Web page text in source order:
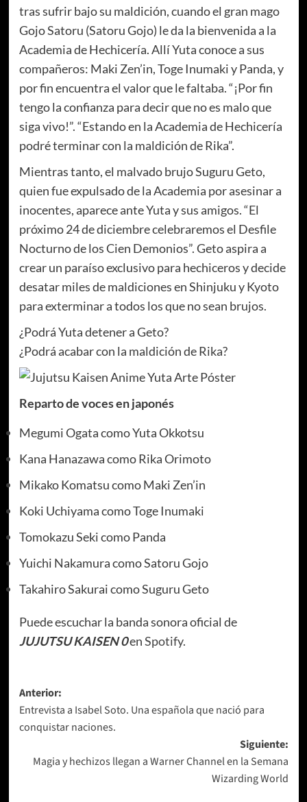
tras sufrir bajo su maldición, cuando el gran mago
Gojo Satoru (Satoru Gojo) le da la bienvenida a la
Academia de Hechicería.Allí Yuta conoce a sus
compañeros: Maki Zen’in, Toge Inumaki y Panda, y
por fin encuentra el valor que le faltaba.“¡Por fin
tengo la confianza para decir que no es malo que
siga vivo!”.“Estando en la Academia de Hechicería
podré terminar con la maldición de Rika”.
Mientras tanto, el malvado brujo Suguru Geto,
quien fue expulsado de la Academia por asesinar a
inocentes, aparece ante Yuta y sus amigos.“El
próximo 24 de diciembre celebraremos el Desfile
Nocturno de los Cien Demonios”.Geto aspira a
crear un paraíso exclusivo para hechiceros y decide
desatar miles de maldiciones en Shinjuku y Kyoto
para exterminar a todos los que no sean brujos.
¿Podrá Yuta detener a Geto?
¿Podrá acabar con la maldición de Rika?
Reparto de voces en japonés
Megumi Ogata como Yuta Okkotsu
Kana Hanazawa como Rika Orimoto
Mikako Komatsu como Maki Zen’in
Koki Uchiyama como Toge Inumaki
Tomokazu Seki como Panda
Yuichi Nakamura como Satoru Gojo
Takahiro Sakurai como Suguru Geto
Puede escuchar la banda sonora oficial de
JUJUTSU KAISEN 0enSpotify.
Navegación
de
entradas
Anterior:
Entrevista a Isabel Soto. Una española que nació para
conquistar naciones.
Siguiente:
Magia y hechizos llegan a Warner Channel en la Semana
Wizarding World